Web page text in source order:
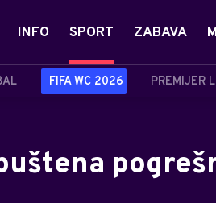
INFO SPORT
FIFA WC 2026 PREMIJER
ZABAVA